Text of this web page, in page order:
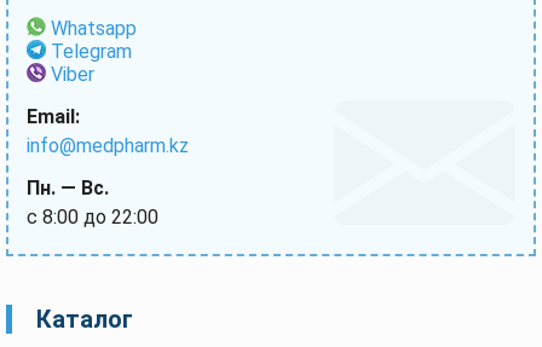
Whatsapp
Telegram
Viber
Email:
info@medpharm.kz
Пн. — Вс.
с 8:00 до 22:00
Каталог